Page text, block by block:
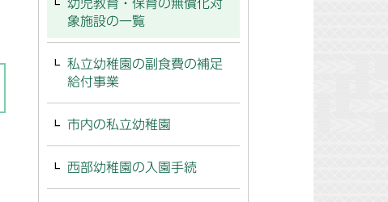
幼児教育・保育の無償化対
象施設の一覧
私立幼稚園の副食費の補足
給付事業
市内の私立幼稚園
西部幼稚園の入園手続